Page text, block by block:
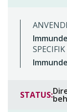
STATUS: